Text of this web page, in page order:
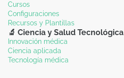
Cursos
Configuraciones
Recursos y Plantillas
🔬 Ciencia y Salud Tecnológica
Innovación médica
Ciencia aplicada
Tecnología médica